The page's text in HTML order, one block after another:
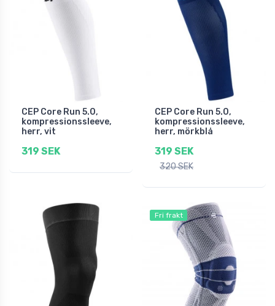
CEP Core Run 5.0,
kompressionssleeve,
herr, vit
319 SEK
CEP Core Run 5.0,
kompressionssleeve,
herr, mörkblå
319 SEK
320 SEK
Fri frakt